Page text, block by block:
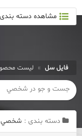
مشاهده دسته بندی
فایل سل » لیست
دسته بندی : شخصي